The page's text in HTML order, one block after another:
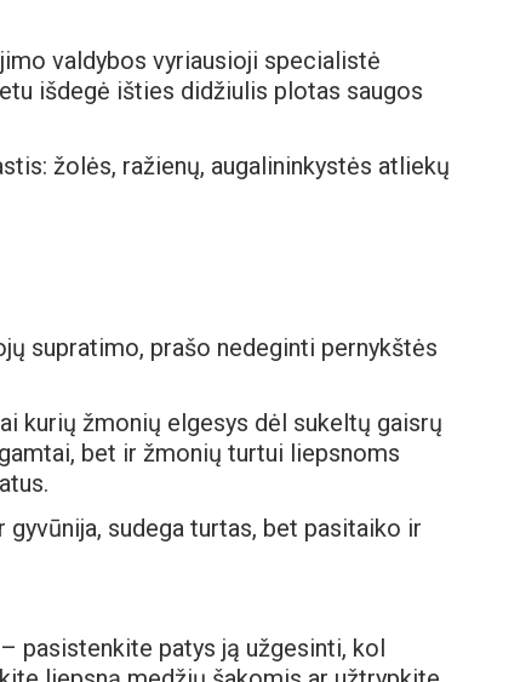
valdybos vyriausioji specialistė
išdegė išties didžiulis plotas saugos
žolės, ražienų, augalininkystės atliekų
supratimo, prašo nedeginti pernykštės
kurių žmonių elgesys dėl sukeltų gaisrų
bet ir žmonių turtui liepsnoms
sudega turtas, bet pasitaiko ir
pasistenkite patys ją užgesinti, kol